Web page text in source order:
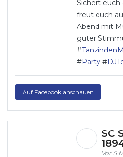
Sichert euch
freut euch
Abend mit
guter
#
#Party#
Auf Facebook anschauen
SC
5